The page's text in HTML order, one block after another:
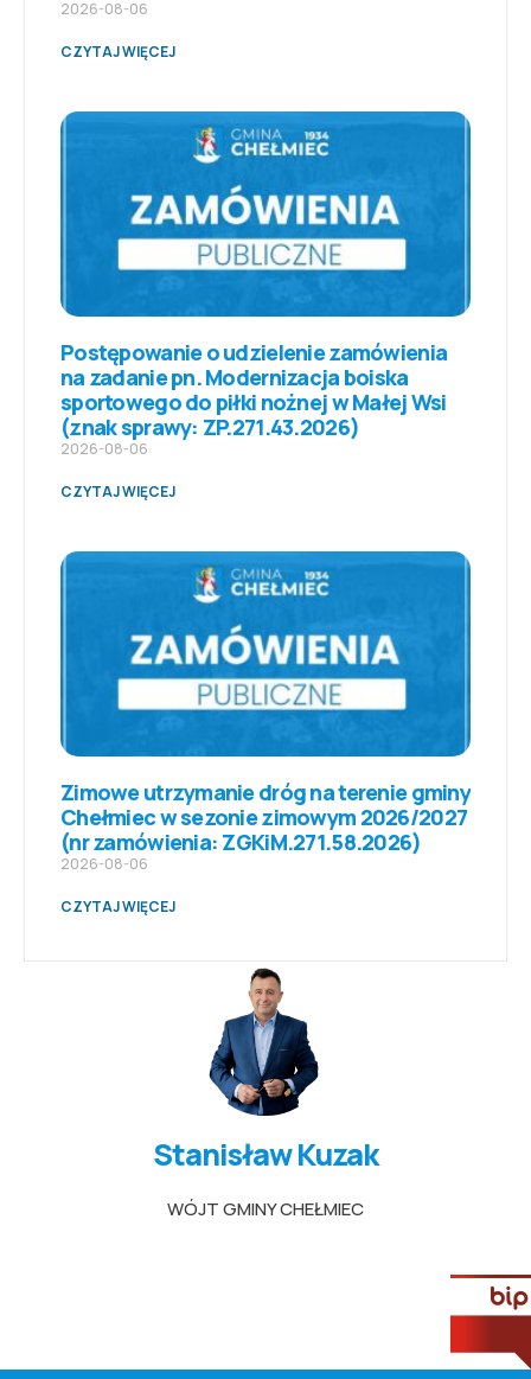
2026-08-06
CZYTAJ WIĘCEJ
Postępowanie o udzielenie zamówienia
na zadanie pn. Modernizacja boiska
sportowego do piłki nożnej w Małej Wsi
(znak sprawy: ZP.271.43.2026)
2026-08-06
CZYTAJ WIĘCEJ
Zimowe utrzymanie dróg na terenie gminy
Chełmiec w sezonie zimowym 2026/2027
(nr zamówienia: ZGKiM.271.58.2026)
2026-08-06
CZYTAJ WIĘCEJ
Stanisław Kuzak
WÓJT GMINY CHEŁMIEC